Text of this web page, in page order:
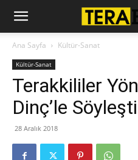
Ana Sayfa Kültür-Sanat
Kültür-Sanat
Terakkililer
Dinç’le Söyleşti
28 Aralık 2018